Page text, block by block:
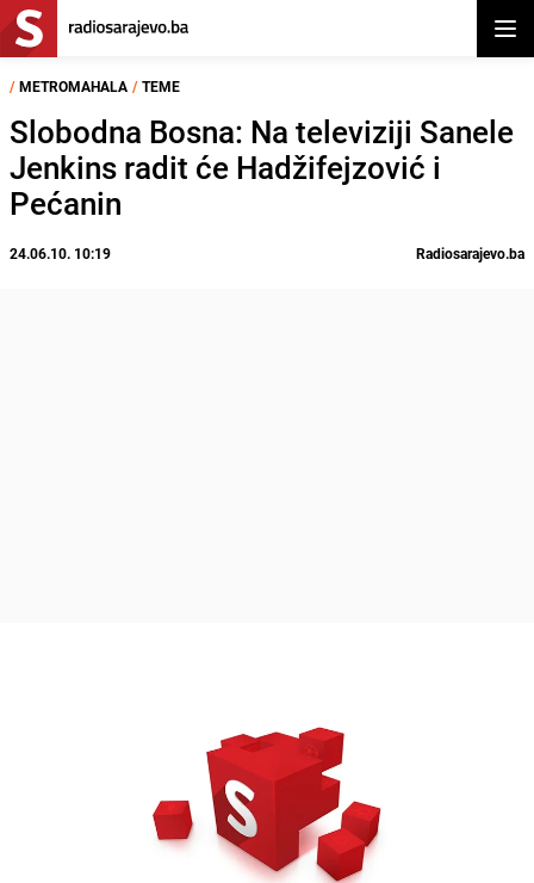
/ METROMAHALA / TEME
Slobodna Bosna: Na televiziji Sanele
Jenkins radit će Hadžifejzović i
Pećanin
24.06.10. 10:19 Radiosarajevo.ba